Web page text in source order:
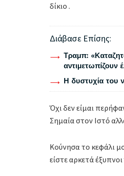
δίκιο .
Διάβασε Επίσης:
Τραμπ:
αντιμετωπίζουν
Η δυστυχία του
Όχι δεν είμαι
Σημαία στον Ιστό
Κούνησα το κεφάλι
είστε αρκετά